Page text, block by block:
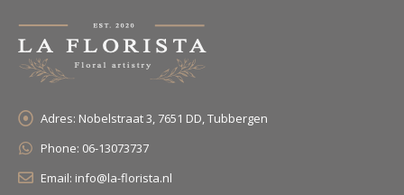
Adres: Nobelstraat 3, 7651 DD, Tubbergen
Phone: 06-13073737
Email: info@la-florista.nl